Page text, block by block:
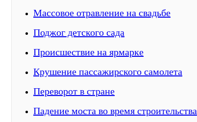
Массовое отравление на свадьбе
Поджог детского сада
Происшествие на ярмарке
Крушение пассажирского самолета
Переворот в стране
Падение моста во время строительства